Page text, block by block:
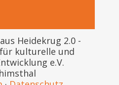
Heidekrug 2.0 -
kulturelle und
e.V.